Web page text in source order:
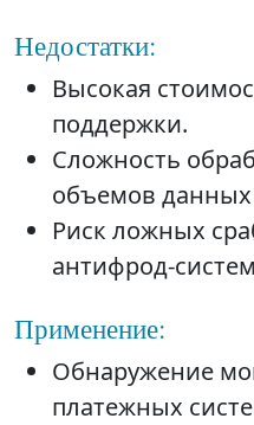
Недостатки:
Высокая
поддержки.
Сложность
объемов
Риск ложных
антифрод-
Применение:
Обнаружение
платежных